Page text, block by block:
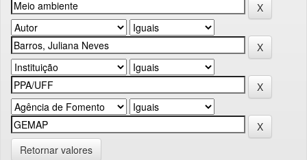
Retornar valores